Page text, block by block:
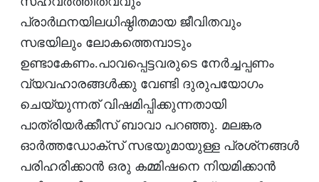
പ്രാര്‍ഥനയിലധിഷ്ഠിതമായ ജീവിതവും
സഭയിലും ലോകത്തെമ്പാടും
ഉണ്ടാകേണം.പാവപ്പെട്ടവരുടെ നേര്‍ച്ചപ്പണം
വ്യവഹാരങ്ങള്‍ക്കു വേണ്ടി ദുരുപയോഗം
ചെയ്യുന്നത് വിഷമിപ്പിക്കുന്നതായി
പാത്രിയര്‍ക്കീസ് ബാവാ പറഞ്ഞു. മലങ്കര
ഓര്‍ത്തഡോക്‌സ് സഭയുമായുള്ള പ്രശ്‌നങ്ങള്‍
പരിഹരിക്കാന്‍ ഒരു കമ്മിഷനെ നിയമിക്കാന്‍